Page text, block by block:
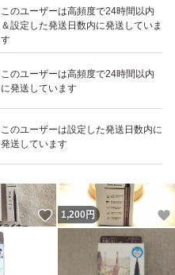
このユーザーは高頻度で24時間以内
＆設定した発送日数内に発送していま
す
このユーザーは高頻度で24時間以内
に発送しています
このユーザーは設定した発送日数内に
発送しています
いいね！
2,100
いいね！
1,200 円